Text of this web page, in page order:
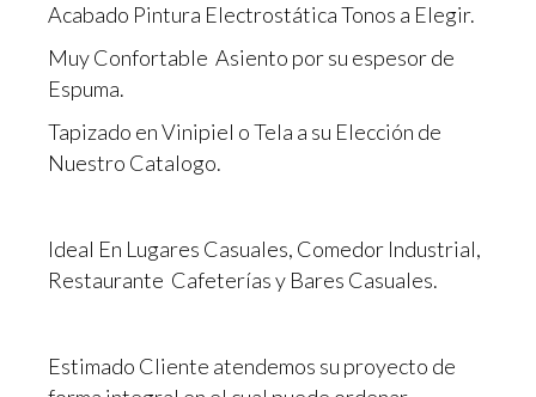
Acabado Pintura Electrostática Tonos a Elegir.
Muy Confortable Asiento por su espesor de
Espuma.
Tapizado en Vinipiel o Tela a su Elección de
Nuestro Catalogo.
Ideal En Lugares Casuales, Comedor Industrial,
Restaurante Cafeterías y Bares Casuales.
Estimado Cliente atendemos su proyecto de